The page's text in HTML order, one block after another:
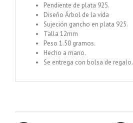
Pendiente de plata 925.
Diseño Árbol de la vida
Sujeción gancho en plata 925.
Talla 12mm
Peso 1.50 gramos.
Hecho a mano.
Se entrega con bolsa de regalo.